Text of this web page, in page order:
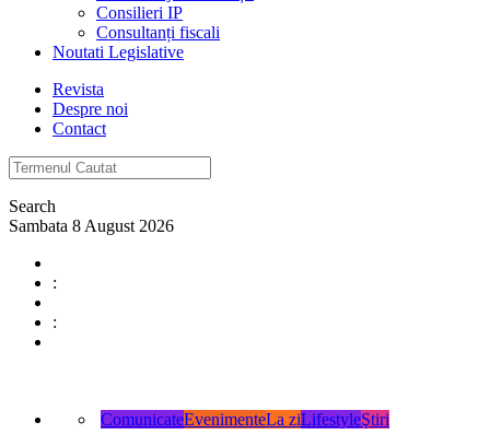
Consilieri IP
Consultanți fiscali
Noutati Legislative
Revista
Despre noi
Contact
Search
Sambata 8 August 2026
:
:
ComunicateEvenimenteLa ziLifestyleŞtiri